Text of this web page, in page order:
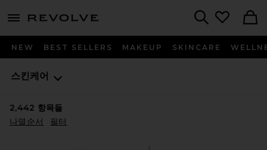
menu - shows more content
NEW BEST SELLERS MAKEUP SKINCARE
스킨케어
2,442 항목들
나열순서
필터